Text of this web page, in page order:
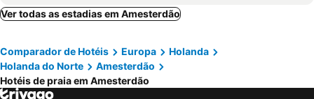
Bergen aan Zee, beach hotels
Haarlem, beach hotels
Sassenheim, beach hotels
Hoorn, beach hotels
Bloemendaal, beach hotels
Lisse, beach hotels
Schoorl, beach hotels
Ver todas as estadias em Amesterdão
Comparador de Hotéis Europa
Holanda
Holanda do Norte
Amesterdão
Hotéis de praia em Amesterdão